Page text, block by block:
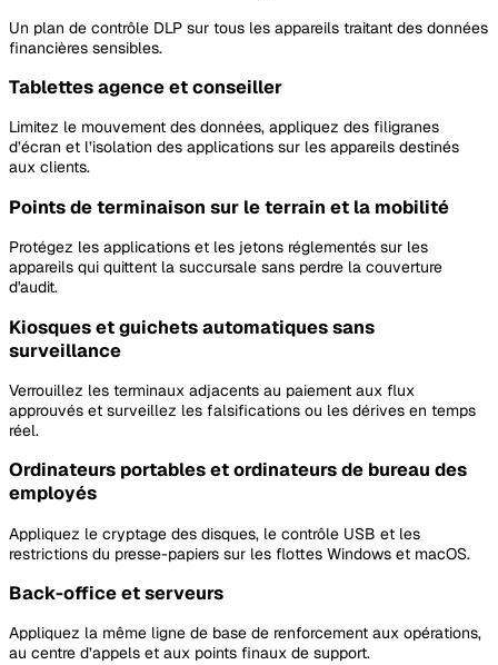
Un plan de contrôle DLP sur tous les appareils traitant des données
financières sensibles.
Tablettes agence et conseiller
Limitez le mouvement des données, appliquez des filigranes
d’écran et l’isolation des applications sur les appareils destinés
aux clients.
Points de terminaison sur le terrain et la mobilité
Protégez les applications et les jetons réglementés sur les
appareils qui quittent la succursale sans perdre la couverture
d'audit.
Kiosques et guichets automatiques sans
surveillance
Verrouillez les terminaux adjacents au paiement aux flux
approuvés et surveillez les falsifications ou les dérives en temps
réel.
Ordinateurs portables et ordinateurs de bureau des
employés
Appliquez le cryptage des disques, le contrôle USB et les
restrictions du presse-papiers sur les flottes Windows et macOS.
Back-office et serveurs
Appliquez la même ligne de base de renforcement aux opérations,
au centre d’appels et aux points finaux de support.